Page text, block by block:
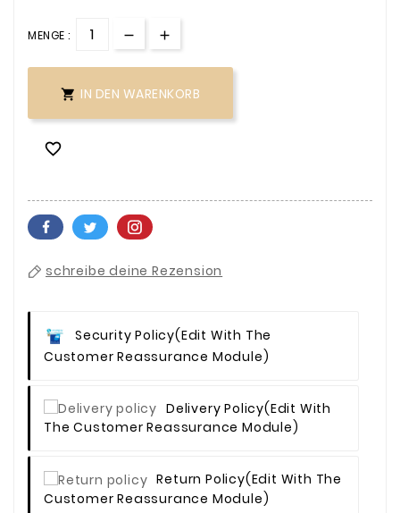
MENGE :
 IN DEN WARENKORB

schreibe deine Rezension
Security Policy(edit With The
Customer Reassurance Module)
Delivery Policy(edit With
The Customer Reassurance Module)
Return Policy(edit With The
Customer Reassurance Module)